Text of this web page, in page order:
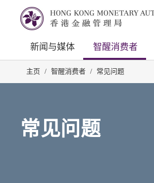
新闻与媒体 智醒消费者
主页 / 智醒消费者 / 常见问题
常见问题